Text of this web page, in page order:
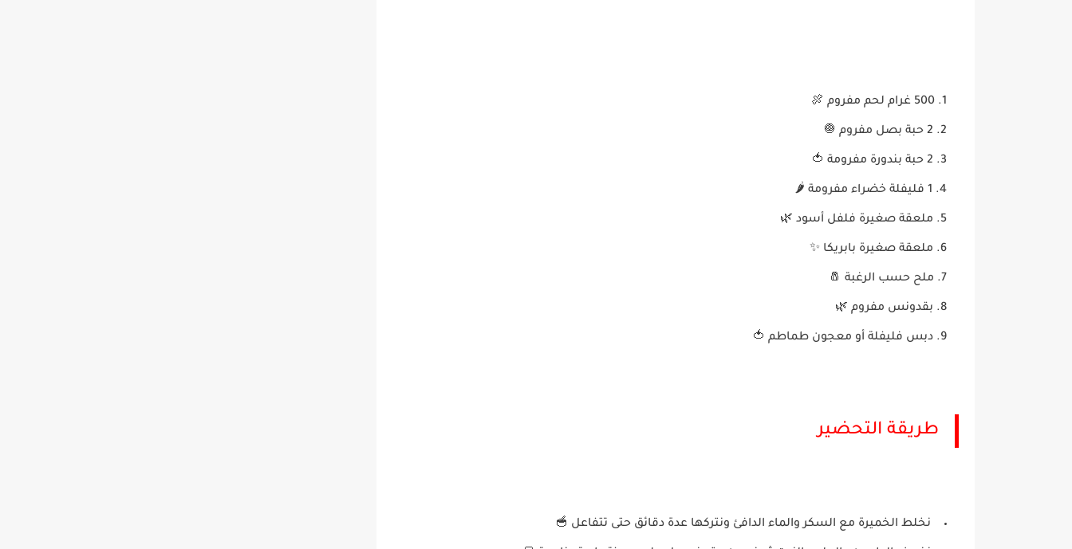
500 غرام لحم مفروم 🍖
2 حبة بصل مفروم 🧅
2 حبة بندورة مفرومة 🍅
1 فليفلة خضراء مفرومة 🌶️
ملعقة صغيرة فلفل أسود 🌿
ملعقة صغيرة بابريكا ✨
ملح حسب الرغبة 🧂
بقدونس مفروم 🌿
دبس فليفلة أو معجون طماطم 🍅
طريقة التحضير
نخلط الخميرة مع السكر والماء الدافئ ونتركها عدة دقائق حتى تتفاعل 🥣